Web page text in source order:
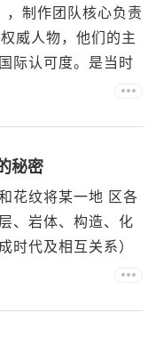
制作团队核心负责
威人物，他们的主
际认可度。是当时
集系统展示欧洲板
秘密
花纹将某一地 区各
、岩体、构造、化
时代及相互关系）
底图上的一种图